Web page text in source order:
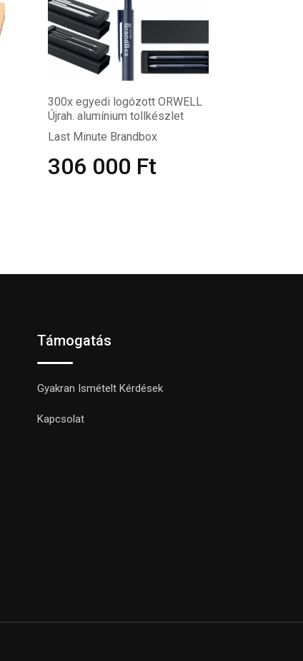
300x egyedi logózott ORWELL
Újrah. alumínium tollkészlet
Last Minute Brandbox
306 000 Ft
Támogatás
Gyakran Ismételt Kérdések
Kapcsolat